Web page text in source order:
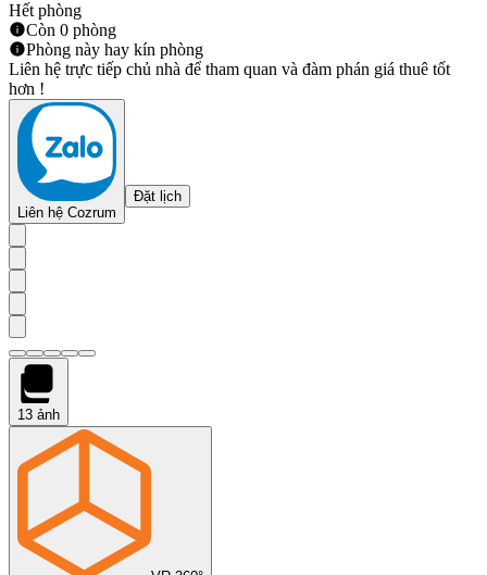
Hết phòng
Còn 0 phòng
Phòng này hay kín phòng
Liên hệ trực tiếp chủ nhà để tham quan và đàm phán giá thuê tốt
hơn !
Liên hệ Cozrum
Đặt lịch
13 ảnh